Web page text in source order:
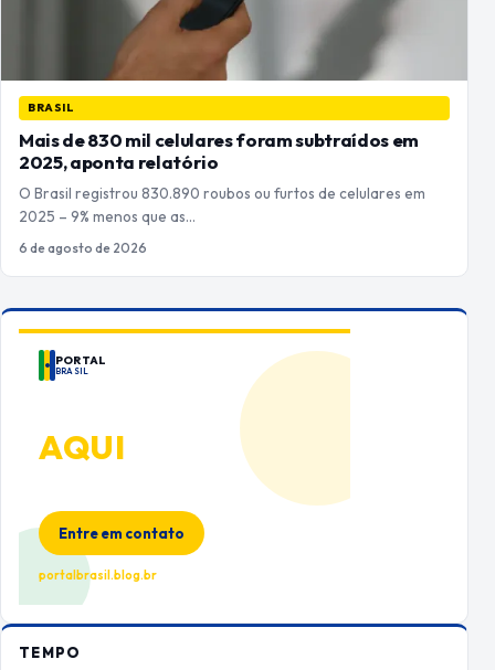
BRASIL
Mais de 830 mil celulares foram subtraídos em
2025, aponta relatório
O Brasil registrou 830.890 roubos ou furtos de celulares em
2025 – 9% menos que as…
6 de agosto de 2026
PORTAL
BRASIL
AQUI
Entre em contato
portalbrasil.blog.br
TEMPO